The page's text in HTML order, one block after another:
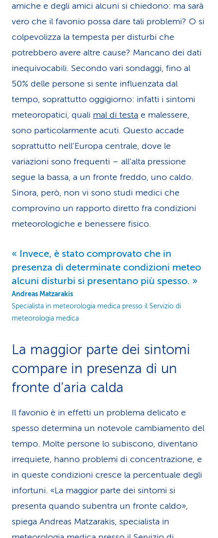
amiche e degli amici alcuni si chiedono: ma sarà
vero che il favonio possa dare tali problemi? O si
colpevolizza la tempesta per disturbi che
potrebbero avere altre cause? Mancano dei dati
inequivocabili. Secondo vari sondaggi, fino al
50% delle persone si sente influenzata dal
tempo, soprattutto oggigiorno: infatti i sintomi
meteoropatici, quali mal di testa e malessere,
sono particolarmente acuti. Questo accade
soprattutto nell’Europa centrale, dove le
variazioni sono frequenti – all’alta pressione
segue la bassa, a un fronte freddo, uno caldo.
Sinora, però, non vi sono studi medici che
comprovino un rapporto diretto fra condizioni
meteorologiche e benessere fisico.
Invece, è stato comprovato che in
presenza di determinate condizioni meteo
alcuni disturbi si presentano più spesso.
Andreas Matzarakis
Specialista in meteorologia medica presso il Servizio di
meteorologia medica
La maggior parte dei sin­tomi
compare in presenza di un
fronte d’aria calda
Il favonio è in effetti un problema delicato e
spesso determina un notevole cambiamento del
tempo. Molte persone lo subiscono, diventano
irrequiete, hanno problemi di concentrazione, e
in queste condizioni cresce la percentuale degli
infortuni. «La maggior parte dei sintomi si
presenta quando subentra un fronte caldo»,
spiega Andreas Matzarakis, specialista in